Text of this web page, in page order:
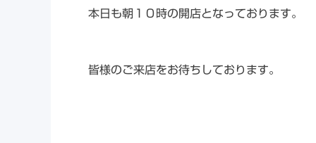
本日も朝１０時の開店となっております。
皆様のご来店をお待ちしております。